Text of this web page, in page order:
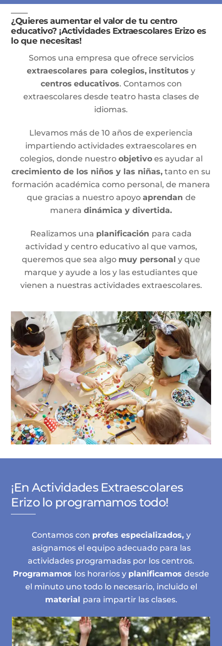
¿Quieres aumentar el valor de tu centro
educativo? ¡Actividades Extraescolares Erizo es
lo que necesitas!
Somos una empresa que ofrece servicios
extraescolares para colegios, institutos y
centros educativos. Contamos con
extraescolares desde teatro hasta clases de
idiomas.
Llevamos más de 10 años de experiencia
impartiendo actividades extraescolares en
colegios, donde nuestro objetivoes ayudar al
crecimiento de los niños y las niñas, tanto en su
formación académica como personal, de manera
que gracias a nuestro apoyo aprendan de
manera dinámica y divertida.
Realizamos una planificación para cada
actividad y centro educativo al que vamos,
queremos que sea algo muy personal y que
marque y ayude a los y las estudiantes que
vienen a nuestras actividades extraescolares.
¡En Actividades Extraescolares
Erizo lo programamos todo!
Contamos con profes especializados, y
asignamos el equipo adecuado para las
actividades programadas por los centros.
Programamos los horarios y planificamos desde
el minuto uno todo lo necesario, incluido el
material para impartir las clases.